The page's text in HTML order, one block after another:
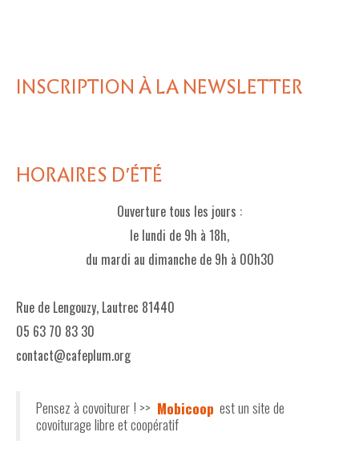
INSCRIPTION À LA NEWSLETTER
HORAIRES D'ÉTÉ
Ouverture tous les jours :
le lundi de 9h à 18h,
du mardi au dimanche de 9h à 00h30
Rue de Lengouzy, Lautrec 81440
05 63 70 83 30
contact@cafeplum.org
Pensez à covoiturer ! >> Mobicoop est un site de
covoiturage libre et coopératif